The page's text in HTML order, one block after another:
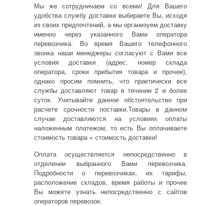
Мы же сотрудничаем со всеми! Для Вашего
удобства службу доставки выбираете Вы, исходя
из своих предпочтений, а мы организуем доставку
именно через указанного Вами оператора
перевозчика. Во время Вашего телефонного
звонка наши менеджеры согласуют с Вами все
условия доставки (адрес, номер склада
оператора, сроки прибытия товара и прочее),
однако просим помнить, что практически все
службы доставляют товар в течении 2 и более
суток. Учитывайте данное обстоятельство при
расчете срочности поставки.Товары в данном
случае доставляются на условиях оплаты
наложенным платежом, то есть Вы оплачиваете
стоимость товара + стоимость доставки!
Оплата осуществляется непосредственно в
отделении выбранного Вами перевозчика.
Подробности о перевозчиках, их тарифы,
расположение складов, время работы и прочее
Вы можете узнать непосредственно с сайтов
операторов перевозок.